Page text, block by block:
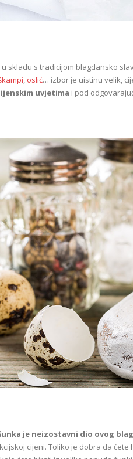
skladu s tradicijom blagdansko
oslić… izbor je uistinu velik,
uvjetima i pod
je neizostavni dio ovog
cijeni. Toliko je dobra da